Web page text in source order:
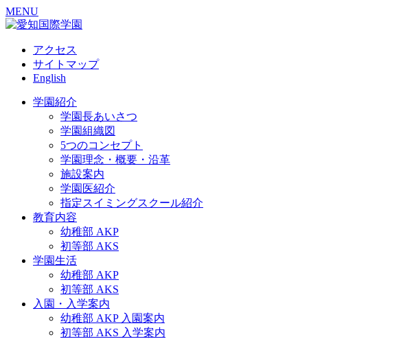
MENU
アクセス
サイトマップ
English
学園紹介
学園長あいさつ
学園組織図
5つのコンセプト
学園理念・概要・沿革
施設案内
学園医紹介
指定スイミングスクール紹介
教育内容
幼稚部 AKP
初等部 AKS
学園生活
幼稚部 AKP
初等部 AKS
入園・入学案内
幼稚部 AKP 入園案内
初等部 AKS 入学案内